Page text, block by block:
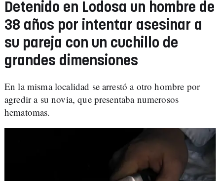
Detenido en Lodosa un hombre de
38 años por intentar asesinar a
su pareja con un cuchillo de
grandes dimensiones
En la misma localidad se arrestó a otro hombre por
agredir a su novia, que presentaba numerosos
hematomas.